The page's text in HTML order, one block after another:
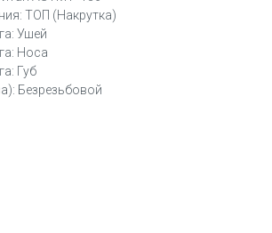
ТОП (Накрутка)
Ушей
Носа
Губ
Безрезьбовой